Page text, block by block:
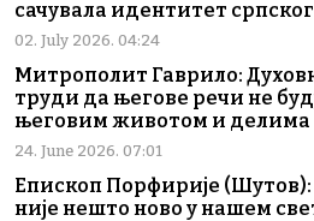
сачувала идентитет
02. July 2026. 04:24
Митрополит Гаврило:
труди да његове речи не
његовим животом и делима
24. June 2026. 07:01
Епископ Порфирије
није нешто ново у нашем